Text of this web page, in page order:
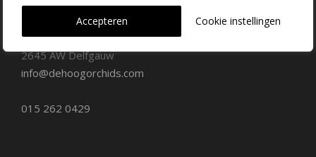
Cookie instellingen
Accepteren
Vrederustlaan 10
2645 AW Delfgauw
info@dehoogorchids.com
015 262 0429